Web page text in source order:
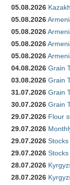
05.08.2026
05.08.2026
05.08.2026
05.08.2026
05.08.2026
04.08.2026 Grain
03.08.2026 Grain
31.07.2026 Grain
30.07.2026 Grain
29.07.2026 Flour
29.07.2026
29.07.2026
29.07.2026
28.07.2026
28.07.2026